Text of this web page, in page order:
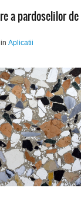
a pardoselilor
Aplicatii